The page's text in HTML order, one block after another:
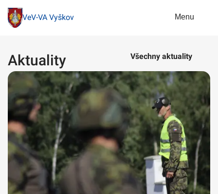
VeV-VA Vyškov Menu
Aktuality Všechny aktuality